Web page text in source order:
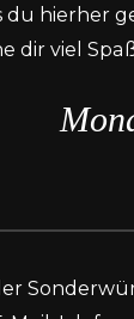
du hierher
dir viel